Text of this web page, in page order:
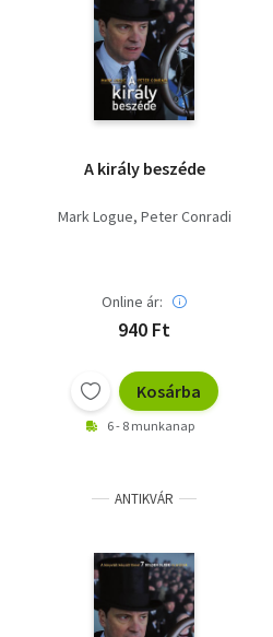
A király beszéde
Mark Logue Peter Conradi
Online ár:
940 Ft
Kosárba
6 - 8 munkanap
ANTIKVÁR